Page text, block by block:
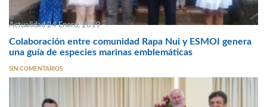
Actualidad 24 Enero, 2019
Colaboración entre comunidad Rapa Nui y ESMOI genera
una guía de especies marinas emblemáticas
SIN COMENTARIOS